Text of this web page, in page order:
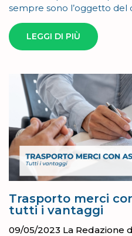
sempre sono l’oggetto del
LEGGI DI PIÙ
Trasporto merci
tutti i vantaggi
09/05/2023 La Redazione